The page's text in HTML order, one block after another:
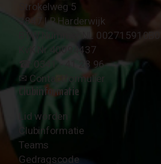
Strokelweg 5
3847 LR Harderwijk
BTW Nummer NL 002715910B01
KvK Nr 40094437
☎︎ 0341 - 41 28 96
✉︎ Contactformulier
Clubinformatie
Lid worden
Clubinformatie
Teams
Gedragscode